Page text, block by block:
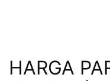
HARGA